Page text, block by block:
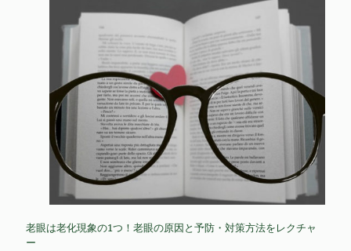
老眼は老化現象の1つ！老眼の原因と予防・対策方法をレクチャ
ー